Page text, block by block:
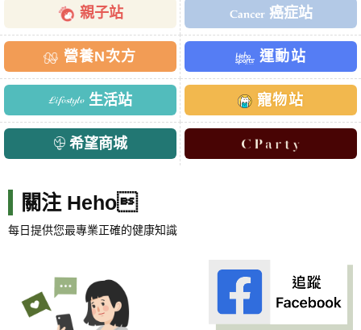
親子站 癌症站
營養N次方 運動站
生活站 寵物站
希望商城
關注 Heho
每日提供您最專業正確的健康知識